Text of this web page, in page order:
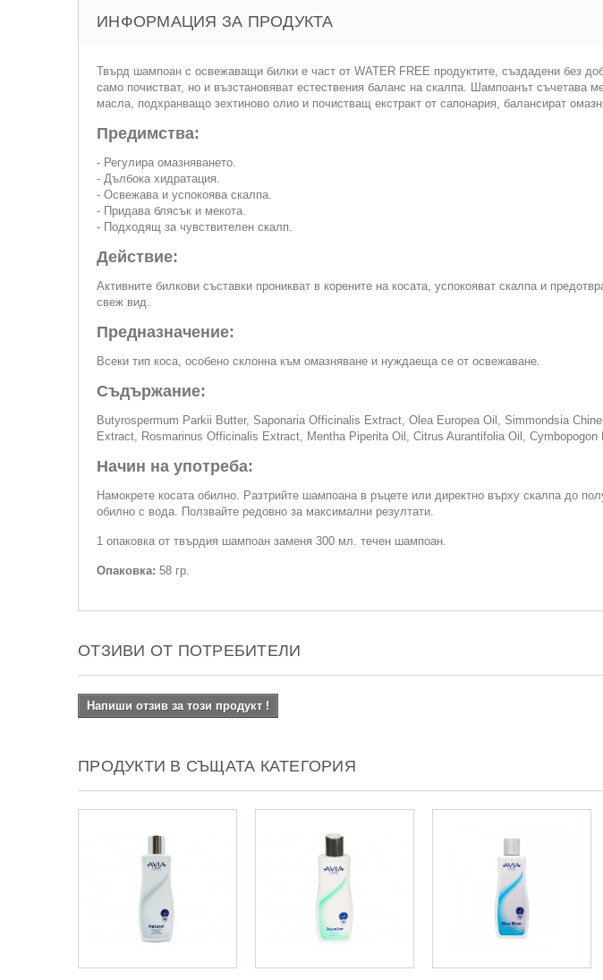
ИНФОРМАЦИЯ ЗА ПРОДУКТА
Твърд шампоан с освежаващи билки е част от WATER FREE продуктите, създадени без
само почистват, но и възстановяват естествения баланс на скалпа. Шампоанът
масла, подхранващо зехтиново олио и почистващ екстракт от сапонария, балансират
Предимства:
- Регулира омазняването.
- Дълбока хидратация.
- Освежава и успокоява скалпа.
- Придава блясък и мекота.
- Подходящ за чувствителен скалп.
Действие:
Активните билкови съставки проникват в корените на косата, успокояват скалпа и
свеж вид.
Предназначение:
Всеки тип коса, особено склонна към омазняване и нуждаеща се от освежаване.
Съдържание:
Butyrospermum Parkii Butter, Saponaria Officinalis Extract, Olea Europea Oil, Simmondsia
Extract, Rosmarinus Officinalis Extract, Mentha Piperita Oil, Citrus Aurantifolia Oil, Cymbopogon
Начин на употреба:
Намокрете косата обилно. Разтрийте шампоана в ръцете или директно върху скалпа до
обилно с вода. Ползвайте редовно за максимални резултати.
1 опаковка от твърдия шампоан заменя 300 мл. течен шампоан.
Опаковка: 58 гр.
ОТЗИВИ ОТ ПОТРЕБИТЕЛИ
Напиши отзив за този продукт !
ПРОДУКТИ В СЪЩАТА КАТЕГОРИЯ